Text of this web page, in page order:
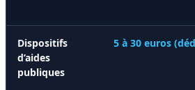
Dispositifs
d’aides
publiques
5 à 30 euros